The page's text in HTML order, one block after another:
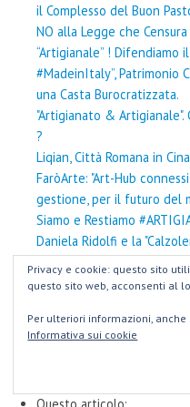
il Complesso del Buon
NO alla Legge che
“Artigianale” ! Difendiamo
#MadeinItaly”, Patrimonio
una Casta Burocratizzata.
"Artigianato &
?
Liqian, Città Romana in Cina
FaròArte: "Art-Hub
gestione, per il futuro del
Siamo e Restiamo
Daniela Ridolfi e la
Rigenerare la Città con
rete ALAB a Palermo
Grande Moschea di Roma
Privacy e cookie: questo sito
questo sito web, acconsenti al
Per ulteriori informazioni,
Informativa sui cookie